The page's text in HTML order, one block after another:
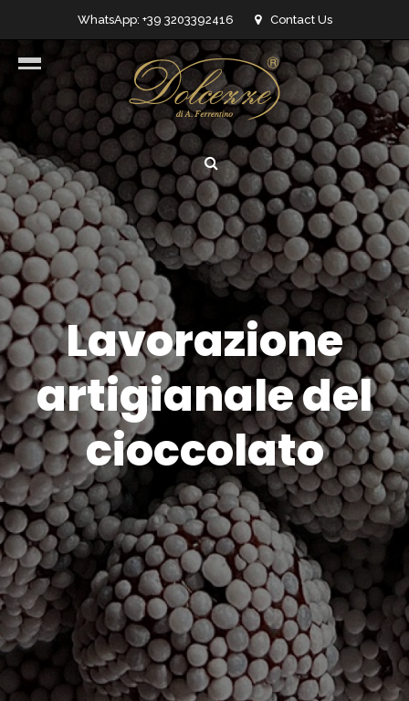
WhatsApp: +39 3203392416 Contact Us
info@dolcezzedicioccolato.it
Lavorazione
artigianale del
cioccolato